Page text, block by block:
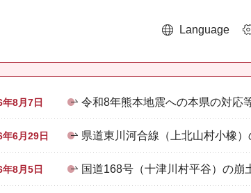
Language
8月7日 令和8年熊本地震への本県の対応
6月29日 県道東川河合線（上北山村小橡
8月5日 国道168号（十津川村平谷）の崩